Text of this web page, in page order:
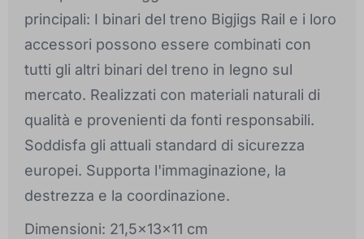
principali: I binari del treno Bigjigs Rail e i loro
accessori possono essere combinati con
tutti gli altri binari del treno in legno sul
mercato. Realizzati con materiali naturali di
qualità e provenienti da fonti responsabili.
Soddisfa gli attuali standard di sicurezza
europei. Supporta l'immaginazione, la
destrezza e la coordinazione.
Dimensioni: 21,5x13x11 cm